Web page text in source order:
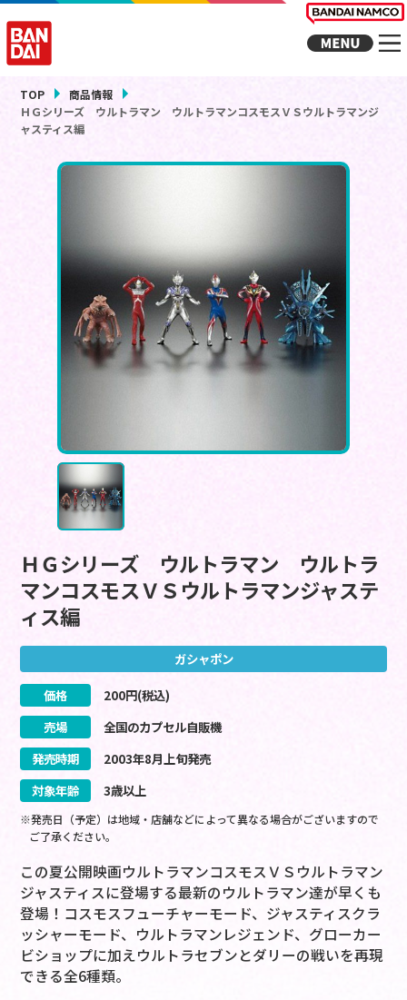
TOP
商品情報
ＨＧシリーズ ウルトラマン ウルトラマンコスモスＶＳウルトラマンジ
ャスティス編
ＨＧシリーズ ウルトラマン ウルトラ
マンコスモスＶＳウルトラマンジャステ
ィス編
ガシャポン
価格 200円(税込)
売場
全国のカプセル自販機
発売時期
2003年8月上旬発売
対象年齢
3歳以上
※発売日（予定）は地域・店舗などによって異なる場合がございますので
ご了承ください。
この夏公開映画ウルトラマンコスモスＶＳウルトラマン
ジャスティスに登場する最新のウルトラマン達が早くも
登場！コスモスフューチャーモード、ジャスティスクラ
ッシャーモード、ウルトラマンレジェンド、グローカー
ビショップに加えウルトラセブンとダリーの戦いを再現
できる全6種類。